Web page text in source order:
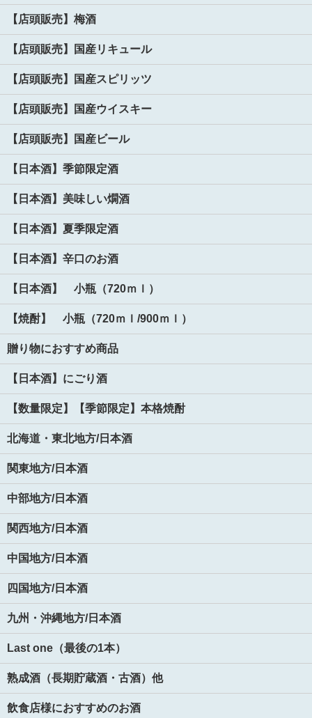
【店頭販売】梅酒
【店頭販売】国産リキュール
【店頭販売】国産スピリッツ
【店頭販売】国産ウイスキー
【店頭販売】国産ビール
【日本酒】季節限定酒
【日本酒】美味しい燗酒
【日本酒】夏季限定酒
【日本酒】辛口のお酒
【日本酒】 小瓶（720ｍｌ）
【焼酎】 小瓶（720ｍｌ/900ｍｌ）
贈り物におすすめ商品
【日本酒】にごり酒
【数量限定】【季節限定】本格焼酎
北海道・東北地方/日本酒
関東地方/日本酒
中部地方/日本酒
関西地方/日本酒
中国地方/日本酒
四国地方/日本酒
九州・沖縄地方/日本酒
Last one（最後の1本）
熟成酒（長期貯蔵酒・古酒）他
飲食店様におすすめのお酒